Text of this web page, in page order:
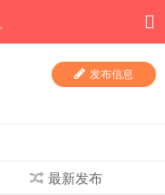
发布信息
最新发布